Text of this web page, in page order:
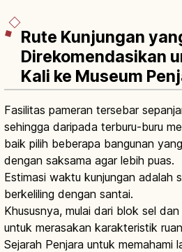
Rute Kunjungan
Direkomendasikan
Kali ke Museum
Fasilitas pameran tersebar
sehingga daripada terburu-buru
baik pilih beberapa bangunan
dengan saksama agar lebih puas.
Estimasi waktu kunjungan adalah
berkeliling dengan santai.
Khususnya, mulai dari blok sel
untuk merasakan karakteristik
Sejarah Penjara untuk memahami